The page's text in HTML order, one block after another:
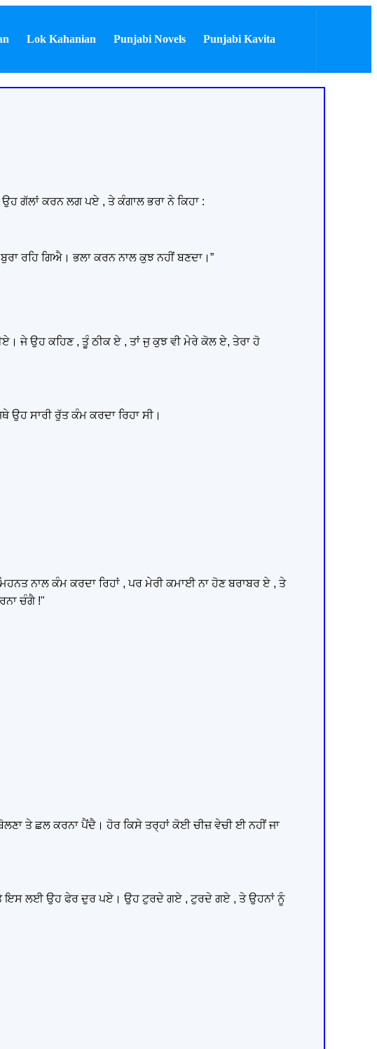
Lok Kahanian Punjabi Novels Punjabi Kavita
ਗੱਲਾਂ ਕਰਨ ਲਗ ਪਏ , ਤੇ ਕੰਗਾਲ ਭਰਾ ਨੇ ਕਿਹਾ :
ਰਹਿ ਗਿਐ। ਭਲਾ ਕਰਨ ਨਾਲ ਕੁਝ ਨਹੀਂ ਬਣਦਾ।”
ਜੇ ਉਹ ਕਹਿਣ , ਤੂੰ ਠੀਕ ਏ , ਤਾਂ ਜੁ ਕੁਝ ਵੀ ਮੇਰੇ ਕੋਲ ਏ, ਤੇਰਾ ਹੋ
ਸਾਰੀ ਰੁੱਤ ਕੰਮ ਕਰਦਾ ਰਿਹਾ ਸੀ।
ਨਾਲ ਕੰਮ ਕਰਦਾ ਰਿਹਾਂ , ਪਰ ਮੇਰੀ ਕਮਾਈ ਨਾ ਹੋਣ ਬਰਾਬਰ ਏ , ਤੇ
ਚੰਗੈ !"
ਤੇ ਛਲ ਕਰਨਾ ਪੈਂਦੈ। ਹੋਰ ਕਿਸੇ ਤਰ੍ਹਾਂ ਕੋਈ ਚੀਜ਼ ਵੇਚੀ ਈ ਨਹੀਂ ਜਾ
ਤੇ ਇਸ ਲਈ ਉਹ ਫੇਰ ਦੁਰ ਪਏ। ਉਹ ਟੁਰਦੇ ਗਏ , ਟੁਰਦੇ ਗਏ , ਤੇ ਉਹਨਾਂ ਨੂੰ